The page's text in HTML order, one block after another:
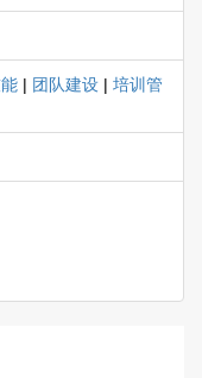
| 团队建设 | 培训管